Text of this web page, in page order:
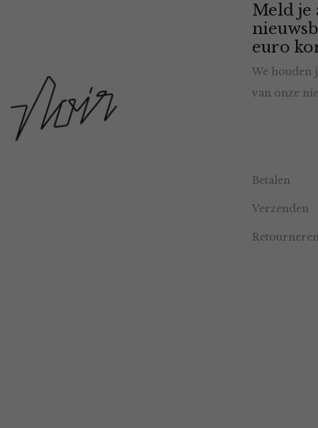
Meld je
euro
We houden
van onze
Betalen
Verzenden